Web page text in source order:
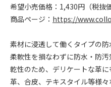
希望小売価格：1,430円（税抜
商品ページ： https://
素材に浸透して働くタイプの
柔軟性を損なわずに防水・防
乾性のため、デリケートな革に
革、合皮、テキスタイル等様々